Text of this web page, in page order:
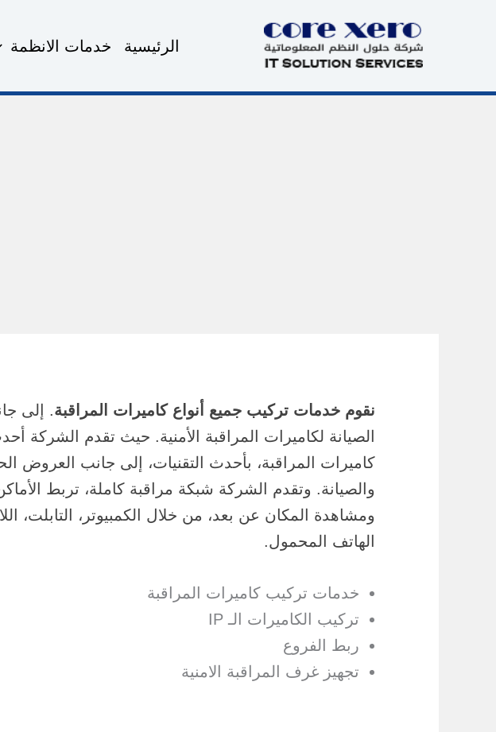
الرئيسية خدمات الانظمة
نقوم خدمات تركيب جميع أنواع كاميرات المراقبة. إلى
الصيانة لكاميرات المراقبة الأمنية. حيث تقدم الشركة
كاميرات المراقبة، بأحدث التقنيات، إلى جانب العروض
والصيانة. وتقدم الشركة شبكة مراقبة كاملة، تربط
ومشاهدة المكان عن بعد، من خلال الكمبيوتر، التابلت،
الهاتف المحمول.
خدمات تركيب كاميرات المراقبة
تركيب الكاميرات الـ IP
ربط الفروع
تجهيز غرف المراقبة الامنية